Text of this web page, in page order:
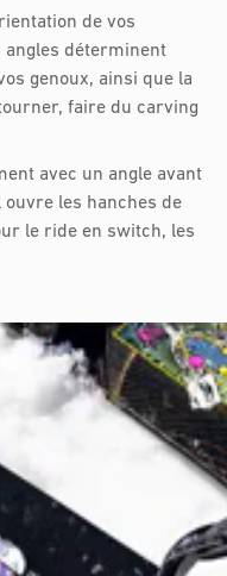
de vos
angles déterminent
genoux, ainsi que la
faire du carving
avec un angle avant
les hanches de
le ride en switch, les